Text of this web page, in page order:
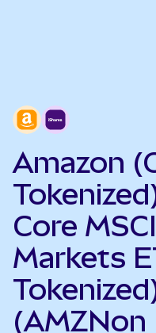
Amazon
Core
Markets